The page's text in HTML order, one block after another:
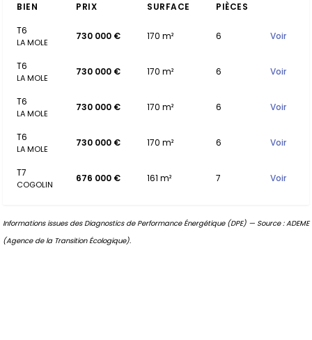
BIEN PRIX SURFACE
PIÈCES
T6
LA MOLE
730 000 € 170 m² 6 Voir
T6
LA MOLE
730 000 € 170 m² 6 Voir
T6
LA MOLE
730 000 € 170 m² 6 Voir
T6
LA MOLE
730 000 € 170 m² 6 Voir
T7
COGOLIN
676 000 € 161 m² 7 Voir
Informations issues des Diagnostics de Performance Énergétique (DPE) — Source : ADEME
(Agence de la Transition Écologique).